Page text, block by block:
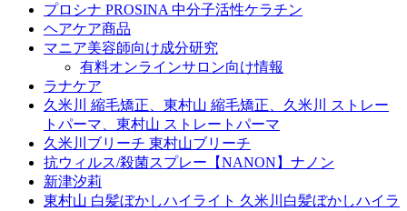
プロシナ PROSINA 中分子活性ケラチン
ヘアケア商品
マニア美容師向け成分研究
有料オンラインサロン向け情報
ラナケア
久米川 縮毛矯正、東村山 縮毛矯正、久米川 ストレー
トパーマ、東村山 ストレートパーマ
久米川ブリーチ 東村山ブリーチ
抗ウィルス/殺菌スプレー【NANON】ナノン
新津汐莉
東村山 白髪ぼかしハイライト 久米川白髪ぼかしハイラ